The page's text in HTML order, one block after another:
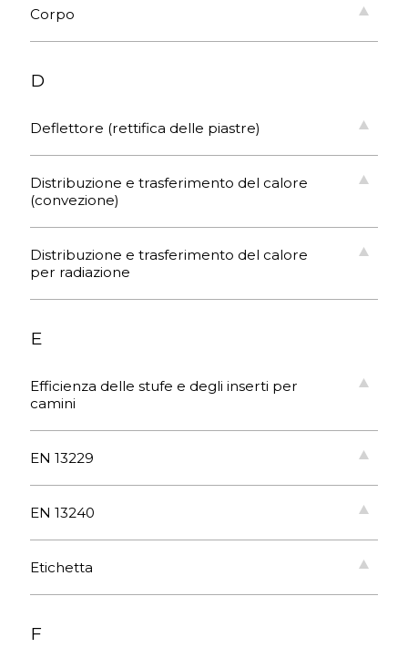
Corpo
D
Deflettore (rettifica delle piastre)
Distribuzione e trasferimento del calore
(convezione)
Distribuzione e trasferimento del calore
per radiazione
E
Efficienza delle stufe e degli inserti per
camini
EN 13229
EN 13240
Etichetta
F